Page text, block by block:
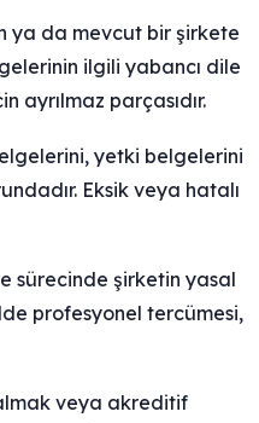
ya da mevcut bir şirkete
ilgili yabancı dile
ayrılmaz parçasıdır.
yetki belgelerini
Eksik veya hatalı
sürecinde şirketin yasal
profesyonel tercümesi,
veya akreditif